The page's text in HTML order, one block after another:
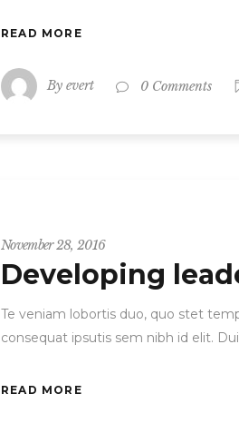
READ MORE
By evert 0 Comments
November 28, 2016
Developing
Te veniam lobortis duo, quo stet
consequat ipsutis sem nibh id elit.
READ MORE